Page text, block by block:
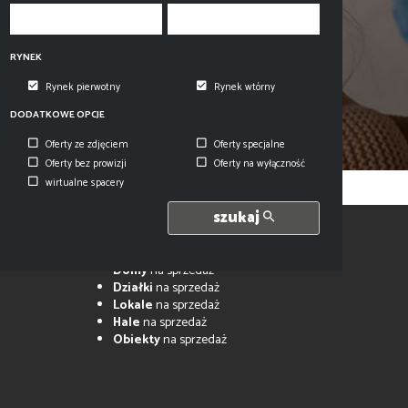
RYNEK
Rynek pierwotny
Rynek wtórny
DODATKOWE OPCJE
Oferty ze zdjęciem
Oferty specjalne
Oferty bez prowizji
Oferty na wyłączność
wirtualne spacery
szukaj
Domyna sprzedaż
Działkina sprzedaż
Lokalena sprzedaż
Halena sprzedaż
Obiektyna sprzedaż